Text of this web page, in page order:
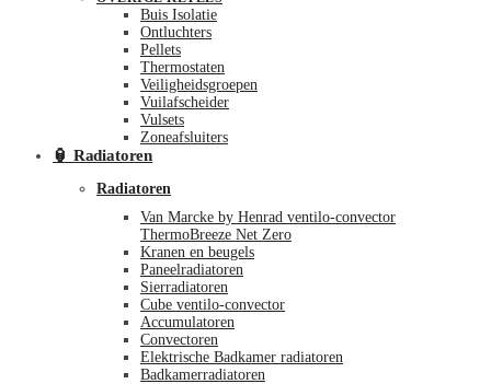
Buis Isolatie
Ontluchters
Pellets
Thermostaten
Veiligheidsgroepen
Vuilafscheider
Vulsets
Zoneafsluiters
🏮 Radiatoren
Radiatoren
Van Marcke by Henrad ventilo-convector
ThermoBreeze Net Zero
Kranen en beugels
Paneelradiatoren
Sierradiatoren
Cube ventilo-convector
Accumulatoren
Convectoren
Elektrische Badkamer radiatoren
Badkamerradiatoren